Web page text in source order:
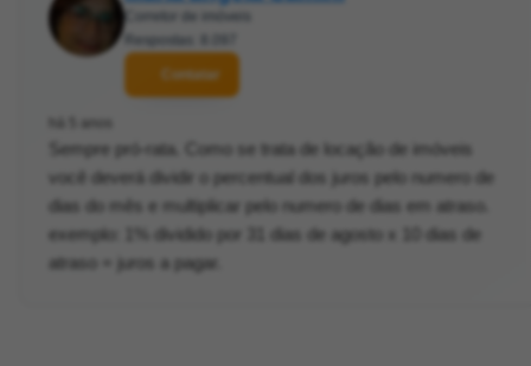
Contatar
Sempre pró-rata. Como se trata de locação de imóveis
você deverá dividir o percentual dos juros pelo numero de
dias do mês e multiplicar pelo numero de dias em atraso.
exemplo: 1% dividido por 31 dias de agosto x 10 dias de
atraso = juros a pagar.